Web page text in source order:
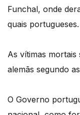
Funchal, onde
quais portugueses.
As vítimas mortais
alemãs segundo
O Governo